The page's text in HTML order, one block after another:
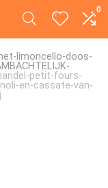
0
limoncello-doos-
petit-fours-
en-cassate-van-